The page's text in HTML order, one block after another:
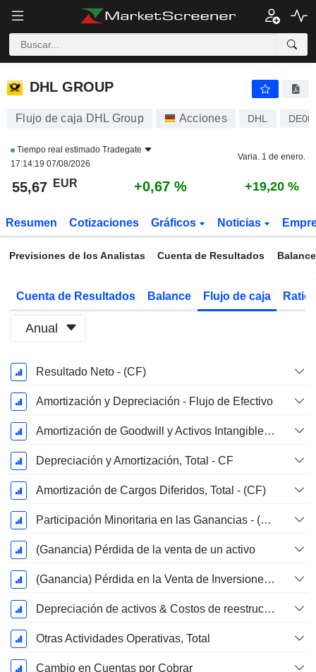
DHL GROUP
DHL GROUP
Flujo de caja DHL Group Acciones DHL
Tiempo real estimado Tradegate
17:14:19 07/08/2026
Varia. 1 de enero.
55,67 EUR +0,67 % +19,20 %
Resumen Cotizaciones Gráficos Noticias
Previsiones de los Analistas Cuenta de Resultados Balance
Cuenta de Resultados Balance Flujo de caja
Anual
Período
fiscal:
Diciembre
Resultado Neto - (CF)
Amortización y Depreciación - Flujo de Efectivo
Amortización de Goodwill y Activos Intangibles - (CF) - (Específico del Modelo)
Depreciación y Amortización, Total - CF
Amortización de Cargos Diferidos, Total - (CF)
Participación Minoritaria en las Ganancias - (CF)
(Ganancia) Pérdida de la venta de un activo
(Ganancia) Pérdida en la Venta de Inversiones - (CF)
Depreciación de activos & Costos de reestructuración
Otras Actividades Operativas, Total
Cambio en Cuentas por Cobrar